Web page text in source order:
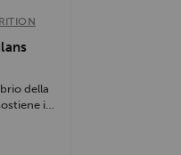
della
il